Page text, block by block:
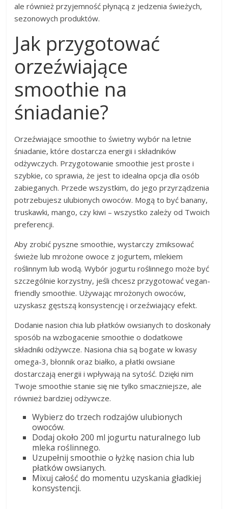
ale również przyjemność płynącą z jedzenia świeżych,
sezonowych produktów.
Jak przygotować
orzeźwiające
smoothie na
śniadanie?
Orzeźwiające smoothie to świetny wybór na letnie
śniadanie, które dostarcza energii i składników
odżywczych. Przygotowanie smoothie jest proste i
szybkie, co sprawia, że jest to idealna opcja dla osób
zabieganych. Przede wszystkim, do jego przyrządzenia
potrzebujesz ulubionych owoców. Mogą to być banany,
truskawki, mango, czy kiwi – wszystko zależy od Twoich
preferencji.
Aby zrobić pyszne smoothie, wystarczy zmiksować
świeże lub mrożone owoce z jogurtem, mlekiem
roślinnym lub wodą. Wybór jogurtu roślinnego może być
szczególnie korzystny, jeśli chcesz przygotować vegan-
friendly smoothie. Używając mrożonych owoców,
uzyskasz gęstszą konsystencję i orzeźwiający efekt.
Dodanie nasion chia lub płatków owsianych to doskonały
sposób na wzbogacenie smoothie o dodatkowe
składniki odżywcze. Nasiona chia są bogate w kwasy
omega-3, błonnik oraz białko, a płatki owsiane
dostarczają energii i wpływają na sytość. Dzięki nim
Twoje smoothie stanie się nie tylko smaczniejsze, ale
również bardziej odżywcze.
Wybierz do trzech rodzajów ulubionych
owoców.
Dodaj około 200 ml jogurtu naturalnego lub
mleka roślinnego.
Uzupełnij smoothie o łyżkę nasion chia lub
płatków owsianych.
Mixuj całość do momentu uzyskania gładkiej
konsystencji.